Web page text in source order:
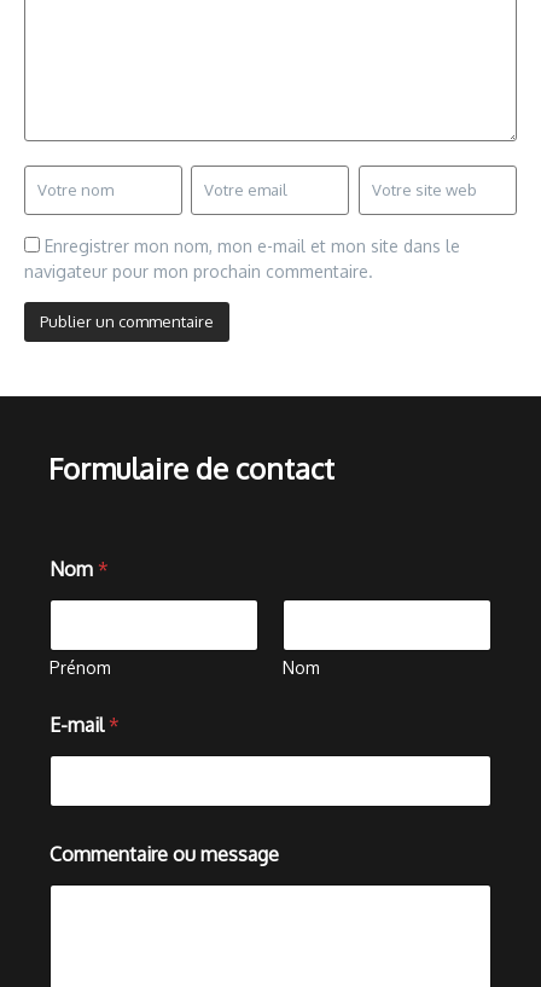
Enregistrer mon nom, mon e-mail et mon site dans le
navigateur pour mon prochain commentaire.
Formulaire de contact
-
m
i
l
-
m
a
l
-
a
Nom *
Prénom Nom
E-mail *
Commentaire ou message